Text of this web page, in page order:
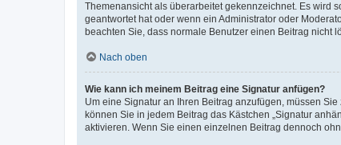
Themenansicht als überarbeitet gekennzeichnet. Es wird
geantwortet hat oder wenn ein Administrator oder
beachten Sie, dass normale Benutzer einen Beitrag nicht
Nach oben
Wie kann ich meinem Beitrag eine Signatur anfügen?
Um eine Signatur an Ihren Beitrag anzufügen, müssen
können Sie in jedem Beitrag das Kästchen „Signatur
aktivieren. Wenn Sie einen einzelnen Beitrag dennoch